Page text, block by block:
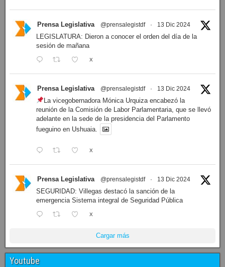
Prensa Legislativa @prensalegistdf · 13 Dic 2024
LEGISLATURA: Dieron a conocer el orden del día de la
sesión de mañana
X
Prensa Legislativa @prensalegistdf · 13 Dic 2024
La vicegobernadora Mónica Urquiza encabezó la
reunión de la Comisión de Labor Parlamentaria, que se llevó
adelante en la sede de la presidencia del Parlamento
fueguino en Ushuaia.
X
Prensa Legislativa @prensalegistdf · 13 Dic 2024
SEGURIDAD: Villegas destacó la sanción de la
emergencia Sistema integral de Seguridad Pública
X
Cargar más
Youtube